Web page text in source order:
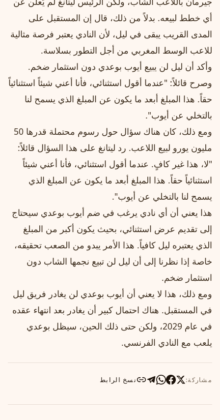
أي خطط لبيعه. بدلاً من ذلك، قال إن المستقبل على
المدى القريب يبقى في ليل، لأن النادي يعتبر فرصة مثالية
للاعب الوسط المغربي من أجل التطور بسلاسة.
وأكد أن ليل لن يبيع أيوب بوعدي دون استثمار ضخم.
وصرح قائلاً: "عندما أقول استثنائي، فأنا أعني شيئاً استثنائياً
حقاً. هذا المبلغ أبعد ما يكون عن المبلغ الذي يسمح لنا
بالتخلي عن أيوب".
ومع ذلك، كان هناك سؤال حول رسوم محتملة قدرها 50
مليون يورو لبيع اللاعب. رد ليتانغ على هذا السؤال قائلاً:
"لا، هذا غير كافٍ. عندما أقول استثنائي، فأنا أعني شيئاً
استثنائياً حقاً. هذا المبلغ أبعد ما يكون عن المبلغ الذي
يسمح لنا بالتخلي عن أيوب".
هذا يعني أن أي نادي يرغب في ضم أيوب بوعدي سيحتاج
إلى تقديم عرض استثنائي، بحيث يكون أكبر من المبلغ
الذي يعتبره ليل كافياً. هذا الأمر يبدو من الصعب تحقيقه،
خاصة إذا نظرنا إلى أن ليل لن تبيع نجمها الشاب دون
استثمار ضخم.
ومع ذلك، هذا لا يعني أن أيوب بوعدي لن يغادر فريق ليل
في المستقبل. هناك احتمال كبير أن يغادر بعد انتهاء عقده
في عام 2029، ولكن حتى ذلك الحين، سيظل بوعدي
يلعب مع النادي الفرنسي.
مشاركة: نسخ الرابط